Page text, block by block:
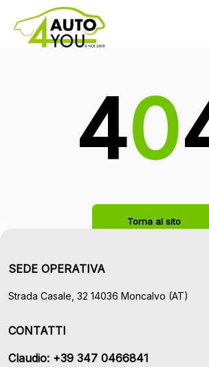
La pagina che stai
40
Torna al sito
SEDE OPERATIVA
Strada Casale, 32 14036 Moncalvo (AT)
CONTATTI
Claudio: +39 347 0466841